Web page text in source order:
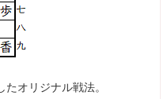
オリジナル戦法。